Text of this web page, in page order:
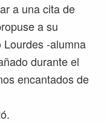
a una cita de
a su
-alumna
durante el
encantados de